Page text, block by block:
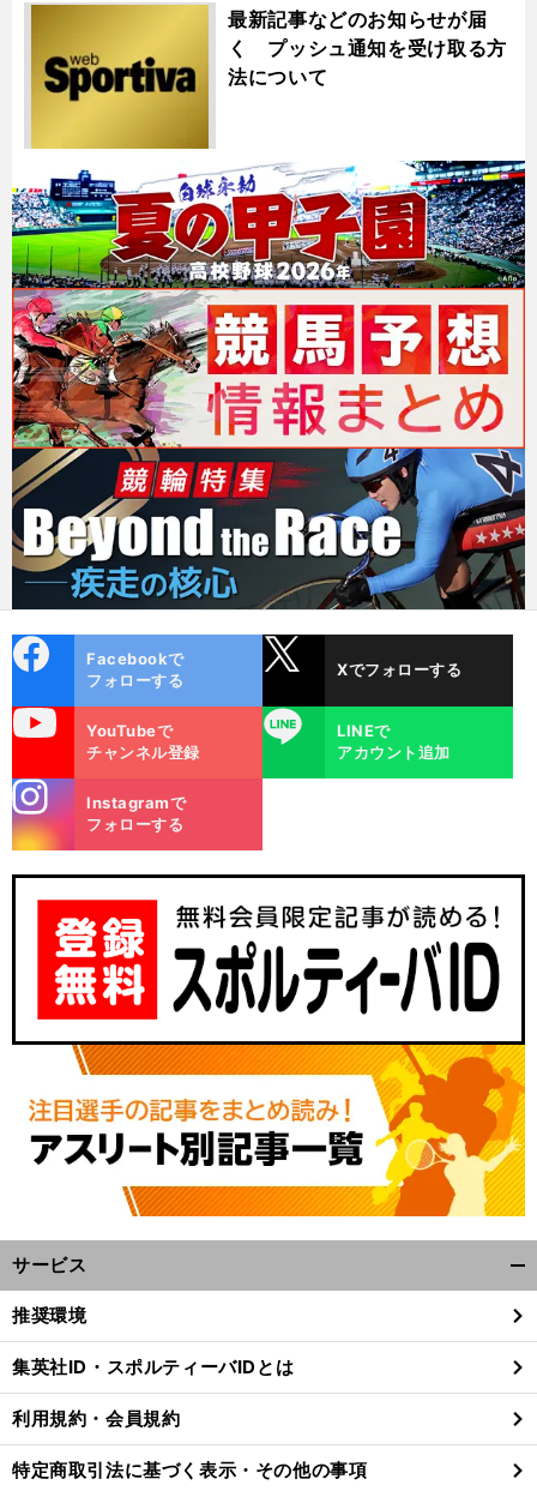
最新記事などのお知らせが届
く プッシュ通知を受け取る方
法について
ok
Facebookで
フォローする
Xでフォローする
YouTubeで
チャンネル登録
LINE
LINEで
アカウント追加
m
Instagramで
フォローする
サービス
閉
る
推奨環境
集英社ID・スポルティーバIDとは
利用規約・会員規約
特定商取引法に基づく表示・その他の事項